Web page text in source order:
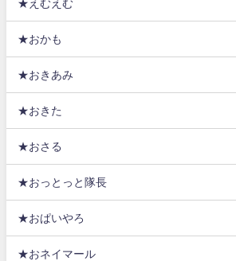
★えむえむ
★おかも
★おきあみ
★おきた
★おさる
★おっとっと隊長
★おぱいやろ
★おネイマール